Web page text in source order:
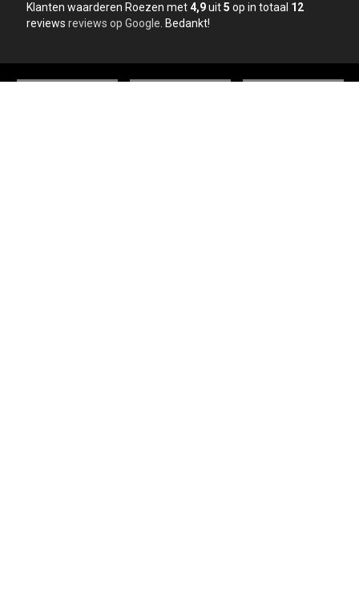
Klanten waarderen Roezen met4,9uit5 op in totaal 12
reviews reviews op Google . Bedankt!